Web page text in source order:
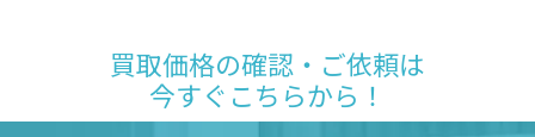
買取価格の確認・ご依頼は
今すぐこちらから！